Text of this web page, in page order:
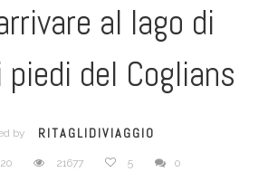
al lago di
piedi del Coglians
by RITAGLIDIVIAGGIO
21677 5 0